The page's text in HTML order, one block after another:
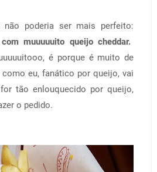
não poderia ser mais perfeito:
muuuuuito queijo cheddar.
é porque é muito de
eu, fanático por queijo, vai
tão enlouquecido por queijo,
o pedido.